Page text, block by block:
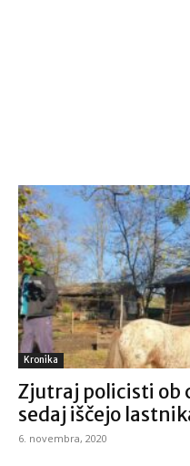
Kronika
Zjutraj policisti ob
sedaj iščejo
6. novembra, 2020